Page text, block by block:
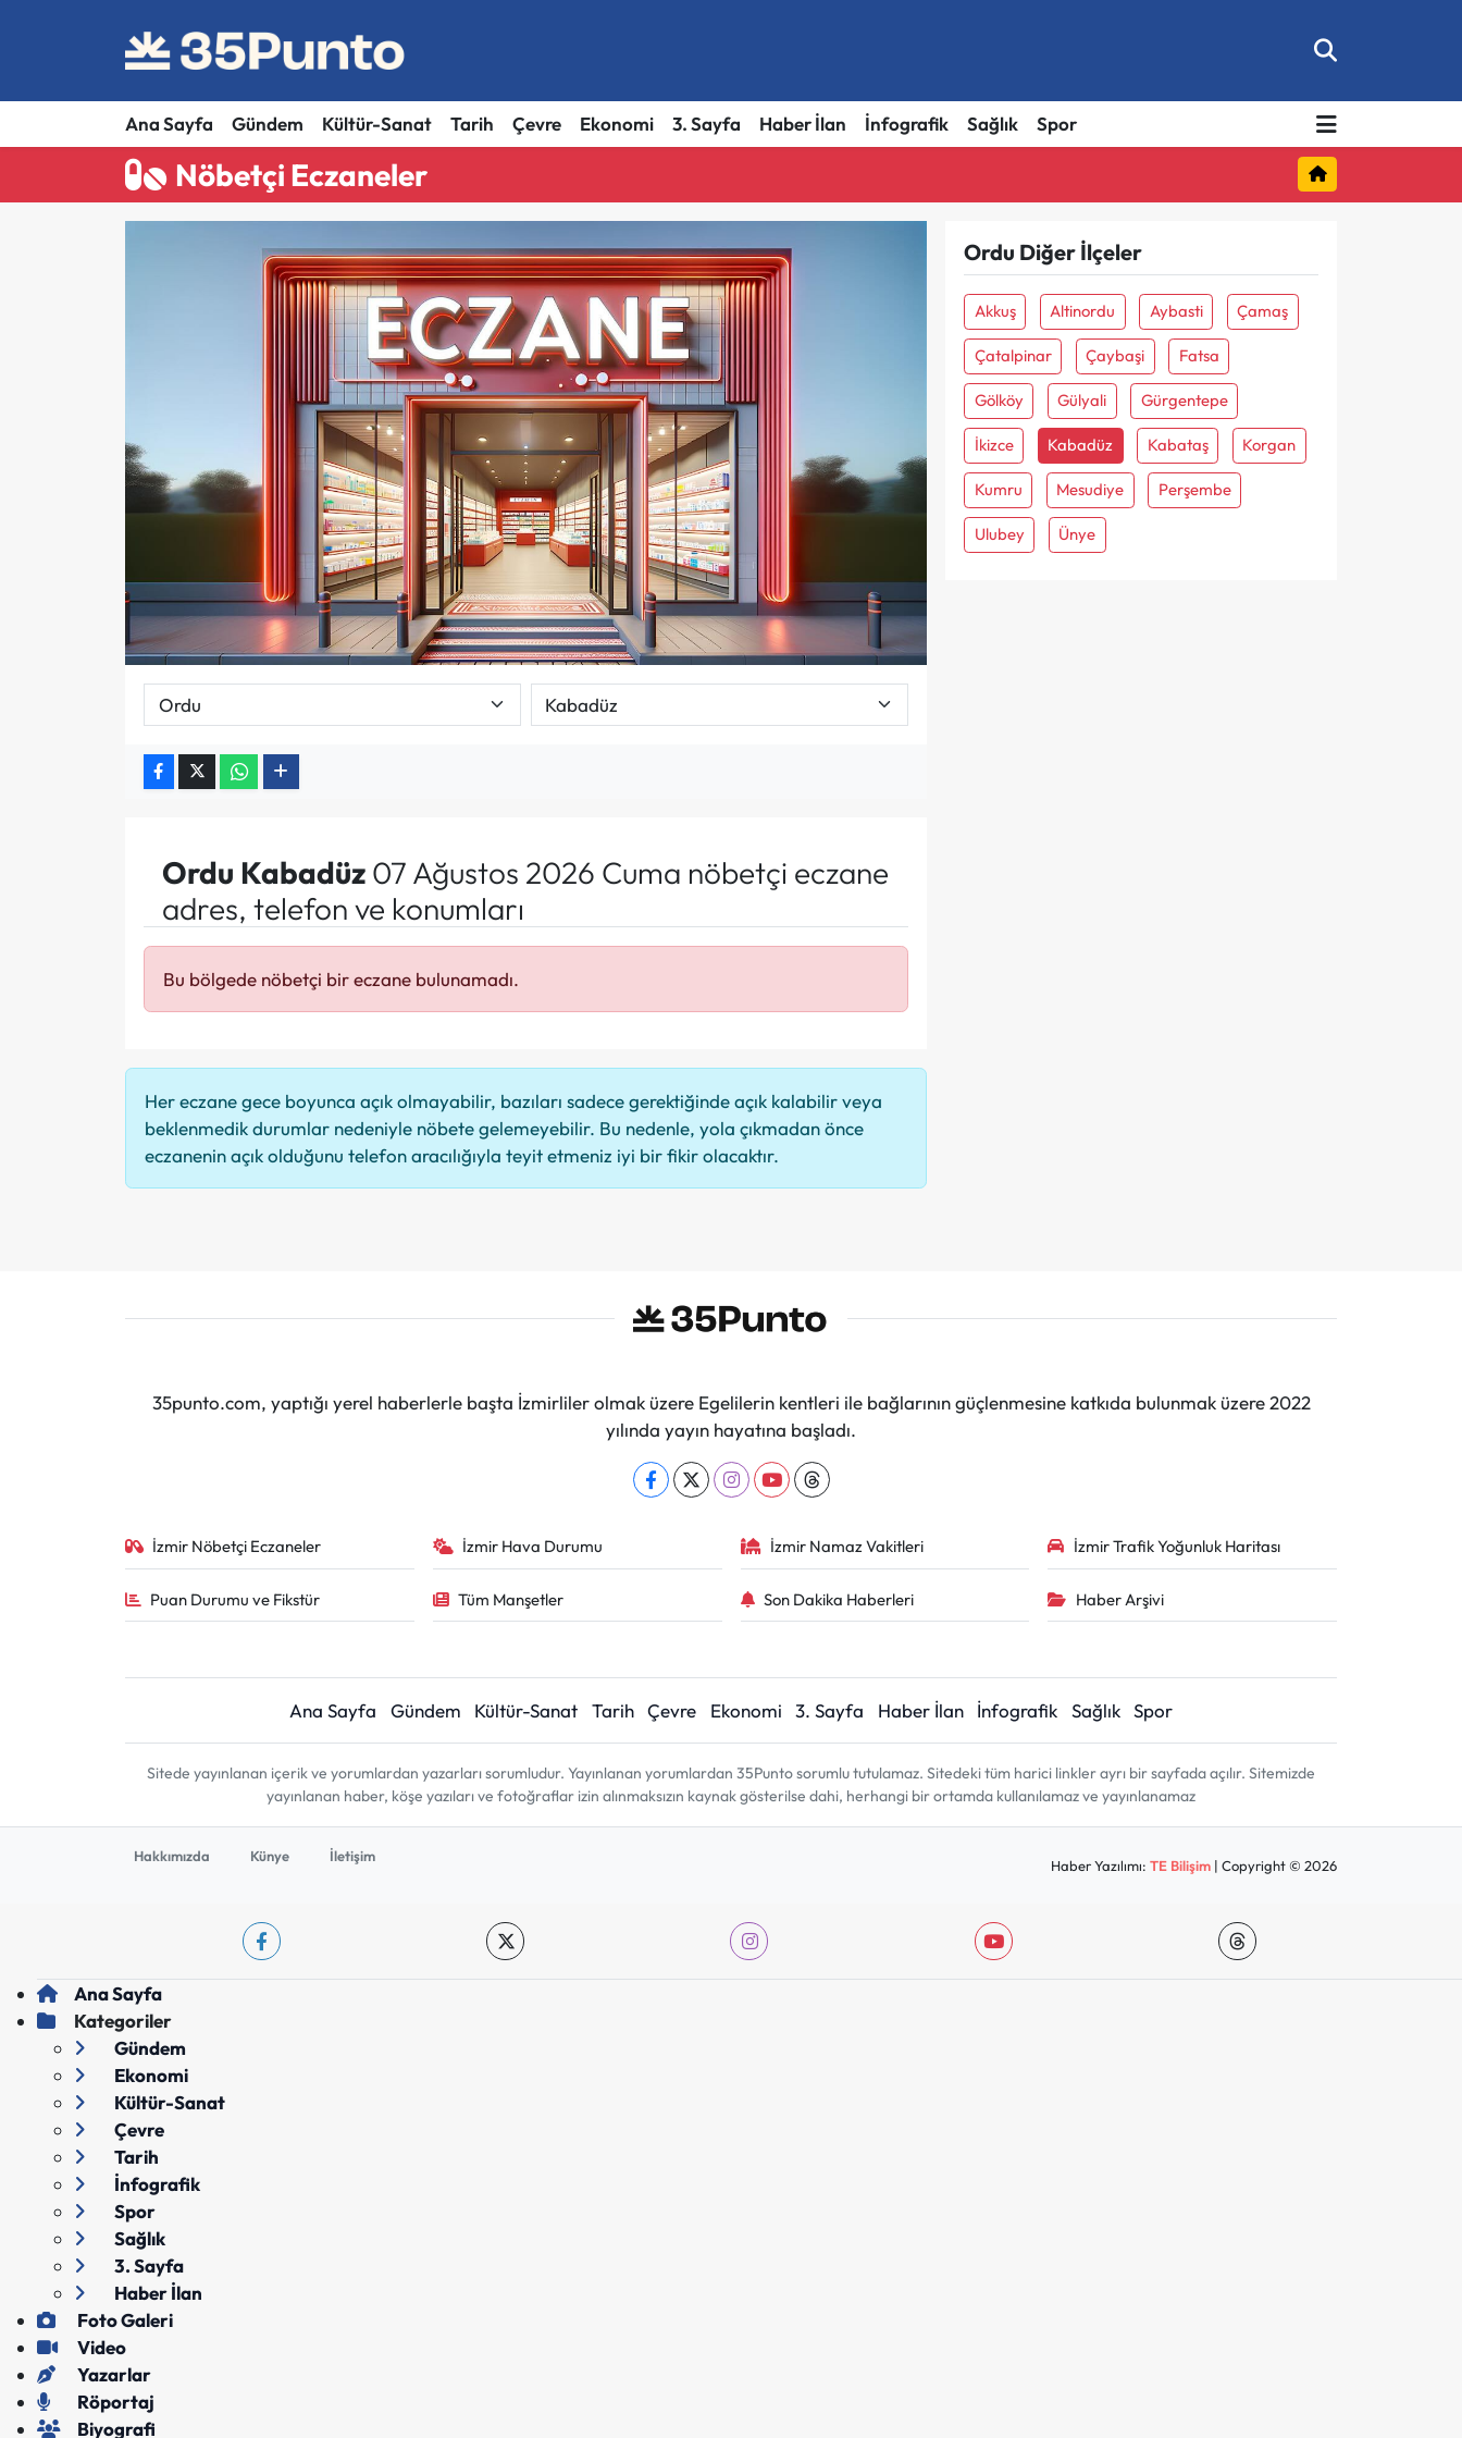
Ana Sayfa Gündem Kültür-Sanat Tarih Çevre Ekonomi 3. Sayfa Haber İlan İnfografik Sağlık Spor
Nöbetçi Eczaneler
Ordu Kabadüz07 Ağustos 2026 Cuma nöbetçi eczane
adres, telefon ve konumları
Bu bölgede nöbetçi bir eczane bulunamadı.
Her eczane gece boyunca açık olmayabilir, bazıları sadece gerektiğinde açık kalabilir veya
beklenmedik durumlar nedeniyle nöbete gelemeyebilir. Bu nedenle, yola çıkmadan önce
eczanenin açık olduğunu telefon aracılığıyla teyit etmeniz iyi bir fikir olacaktır.
Ordu Diğer İlçeler
Akkuş Altinordu Aybasti Çamaş
Çatalpinar Çaybaşi Fatsa
Gölköy Gülyali Gürgentepe
İkizce Kabadüz Kabataş Korgan
Kumru Mesudiye Perşembe
Ulubey Ünye
35punto.com, yaptığı yerel haberlerle başta İzmirliler olmak üzere Egelilerin kentleri ile bağlarının güçlenmesine katkıda bulunmak üzere 2022
yılında yayın hayatına başladı.
İzmir Nöbetçi Eczaneler İzmir Hava Durumu İzmir Namaz Vakitleri İzmir Trafik Yoğunluk Haritası
Puan Durumu ve Fikstür Tüm Manşetler Son Dakika Haberleri Haber Arşivi
Ana Sayfa Gündem Kültür-Sanat Tarih Çevre Ekonomi 3. Sayfa Haber İlan İnfografik Sağlık Spor
Sitede yayınlanan içerik ve yorumlardan yazarları sorumludur. Yayınlanan yorumlardan 35Punto sorumlu tutulamaz. Sitedeki tüm harici linkler ayrı bir sayfada açılır. Sitemizde
yayınlanan haber, köşe yazıları ve fotoğraflar izin alınmaksızın kaynak gösterilse dahi, herhangi bir ortamda kullanılamaz ve yayınlanamaz
Hakkımızda Künye İletişim
Haber Yazılımı:TE Bilişim | Copyright © 2026
Ana Sayfa
Kategoriler
Gündem
Ekonomi
Kültür-Sanat
Çevre
Tarih
İnfografik
Spor
Sağlık
3. Sayfa
Haber İlan
Foto Galeri
Video
Yazarlar
Röportaj
Biyografi